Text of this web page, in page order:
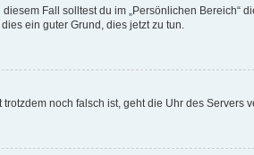
Fall solltest du im „Persönlichen
ein guter Grund, dies jetzt zu tun.
noch falsch ist, geht die Uhr des